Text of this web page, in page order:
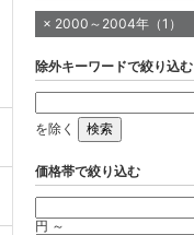
2000～2004年（1）
除外キーワードで絞り込む
を除く
価格帯で絞り込む
円 ～